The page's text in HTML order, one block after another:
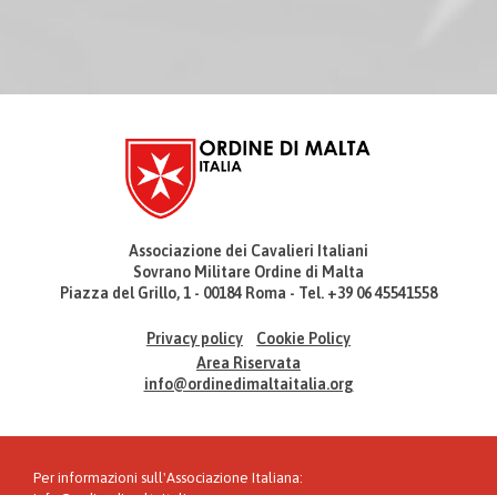
Associazione dei Cavalieri Italiani
Sovrano Militare Ordine di Malta
Piazza del Grillo, 1 - 00184 Roma - Tel. +39 06 45541558
Privacy policy
Cookie Policy
Area Riservata
info@ordinedimaltaitalia.org
Per informazioni sull'Associazione Italiana: